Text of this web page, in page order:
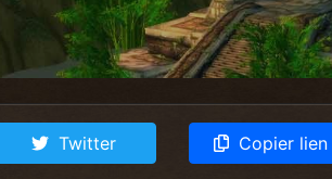
Twitter Copier lien